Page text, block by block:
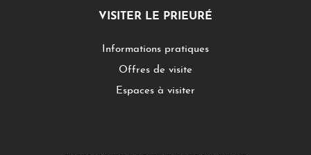
VISITER LE PRIEURÉ
Informations pratiques
Offres de visite
Espaces à visiter